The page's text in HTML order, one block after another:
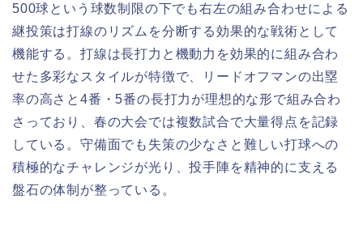
500球という球数制限の下でも右左の組み合わせによる
継投策は打線のリズムを分断する効果的な戦術として
機能する。打線は長打力と機動力を効果的に組み合わ
せた多彩なスタイルが特徴で、リードオフマンの出塁
率の高さと4番・5番の長打力が理想的な形で組み合わ
さっており、春の大会では複数試合で大量得点を記録
している。守備面でも失策の少なさと難しい打球への
積極的なチャレンジが光り、投手陣を精神的に支える
盤石の体制が整っている。